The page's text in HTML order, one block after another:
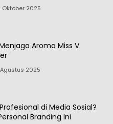
Oktober 2025
Aroma Miss V
Agustus 2025
di Media Sosial?
Branding Ini